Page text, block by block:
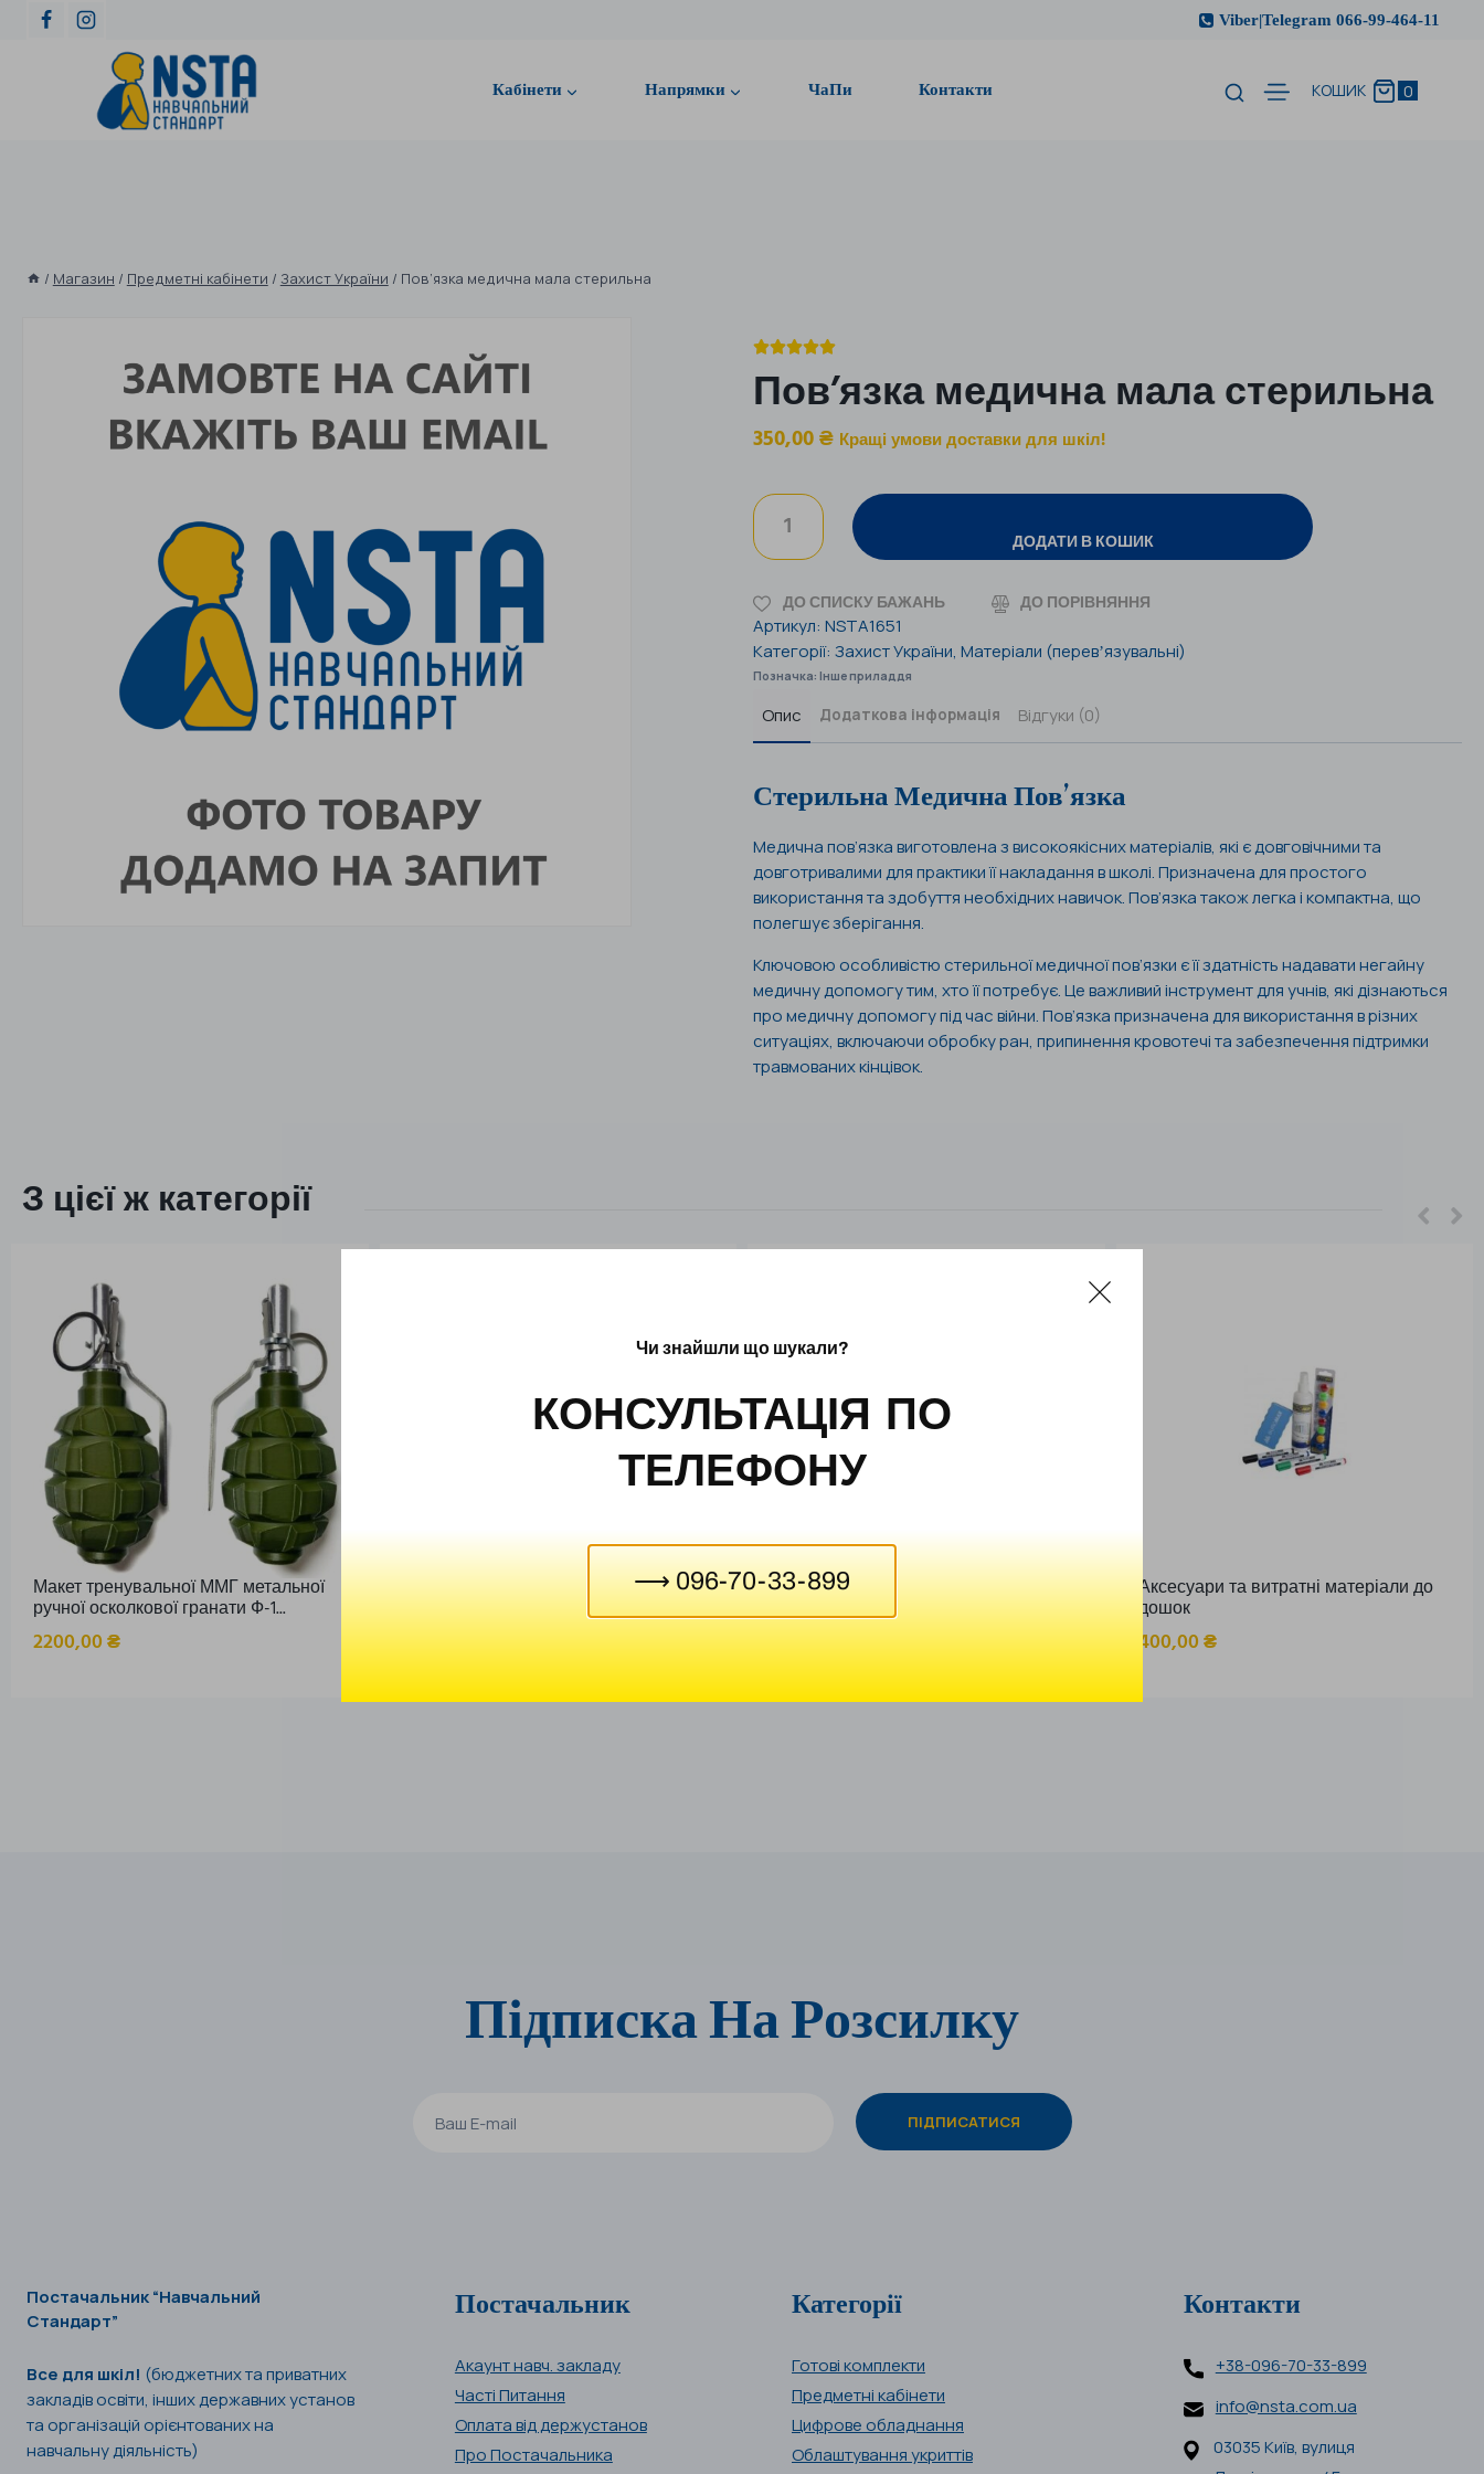
Viber|Telegram 066-99-464-11
Кабінети Напрямки ЧаПи Контакти КОШИК 0
/ Магазин / Предметні кабінети / Захист України / Пов’язка медична мала стерильна

Пов’язка медична мала стерильна
350,00₴ Кращі умови доставки для шкіл!
ДОДАТИ В КОШИК
ДО СПИСКУ БАЖАНЬ ДО ПОРІВНЯННЯ
Артикул: NSTA1651
Категорії: Захист України, Матеріали (перевʼязувальні)
Позначка: Інше приладдя
Опис Додаткова інформація Відгуки (0)
Стерильна Медична Пов’язка
Медична пов’язка виготовлена ​​з високоякісних матеріалів, які є довговічними та
довготривалими для практики її накладання в школі. Призначена для простого
використання та здобуття необхідних навичок. Пов’язка також легка і компактна, що
полегшує зберігання.
Ключовою особливістю стерильної медичної пов’язки є її здатність надавати негайну
медичну допомогу тим, хто її потребує. Це важливий інструмент для учнів, які дізнаються
про медичну допомогу під час війни. Пов’язка призначена для використання в різних
ситуаціях, включаючи обробку ран, припинення кровотечі та забезпечення підтримки
травмованих кінцівок.
З цієї ж категорії
Макет тренувальної ММГ метальної
ручної осколкової гранати Ф-1...
2200,00₴
«Вибухонебезпечні предмети»
навчальний стенд Тип 2
7200,00₴
Манекен для відпрацювання навичок
надання розширеної невідкладної
допомоги...
75000,00₴
Аксесуари та витратні матеріали до
дошок
400,00₴
Підписка На Розсилку
Постачальник “Навчальний
Стандарт”
Все для шкіл! (бюджетних та приватних
закладів освіти, інших державних установ
та організацій орієнтованих на
навчальну діяльність)
Постачальник
Акаунт навч. закладу
Часті Питання
Оплата від держустанов
Про Постачальника
Категорії
Готові комплекти
Предметні кабінети
Цифрове обладнання
Облаштування укриттів
Контакти
+38-096-70-33-899
info@nsta.com.ua
03035 Київ, вулиця
Чи знайшли що шукали?
КОНСУЛЬТАЦІЯ ПО
ТЕЛЕФОНУ
⟶ 096-70-33-899